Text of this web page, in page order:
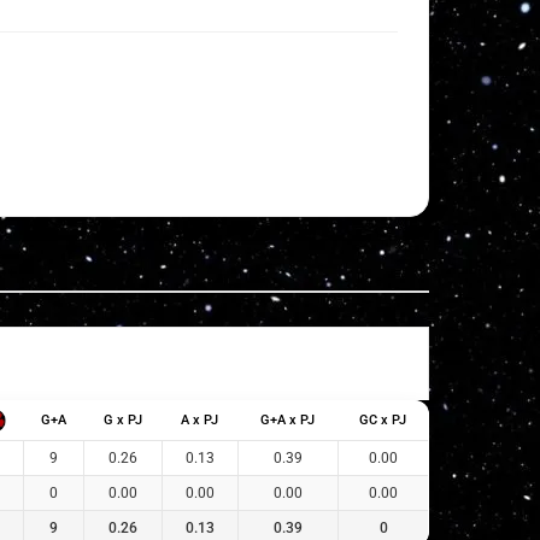
G+A G x PJ A x PJ G+A x PJ GC x PJ
9 0.26 0.13 0.39 0.00
0 0.00 0.00 0.00 0.00
9 0.26 0.13 0.39 0